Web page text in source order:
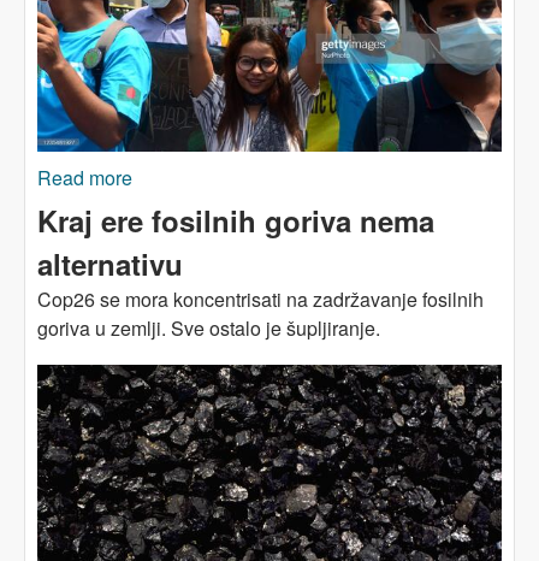
Read more
REPARACIJE dugujete!
Kraj ere fosilnih goriva nema
alternativu
Cop26 se mora koncentrisati na zadržavanje fosilnih
goriva u zemlji. Sve ostalo je šupljiranje.